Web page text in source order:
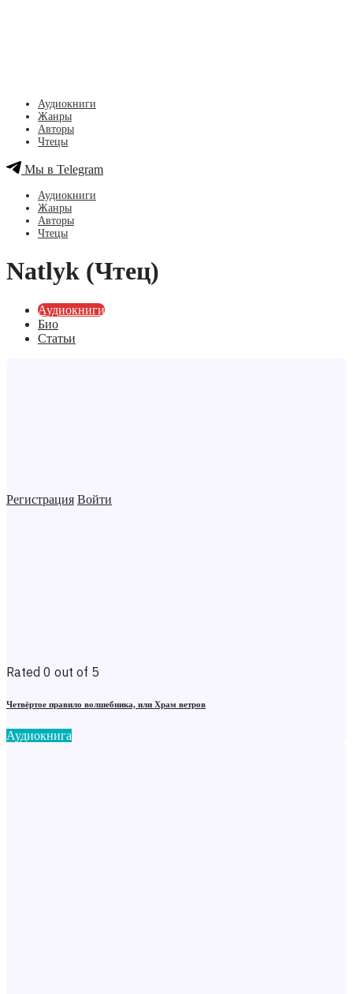
Регистрация Войти
Аудиокниги
Жанры
Авторы
Чтецы
Мы в Telegram
Аудиокниги
Жанры
Авторы
Чтецы
Natlyk (Чтец)
Аудиокниги
Био
Статьи
Rated 0 out of 5
Четвёртое правило волшебника, или Храм ветров
Аудиокнига